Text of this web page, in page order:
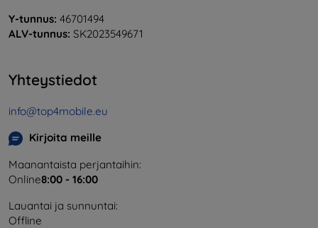
Y-tunnus: 46701494
ALV-tunnus: SK2023549671
Yhteystiedot
info@top4mobile.eu
Kirjoita meille
Maanantaista perjantaihin:
Online8:00 - 16:00
Lauantai ja sunnuntai:
Offline